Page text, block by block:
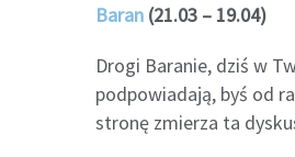
Baran (21.03 – 19.04)
Drogi Baranie, dziś w
podpowiadają, byś od
stronę zmierza ta